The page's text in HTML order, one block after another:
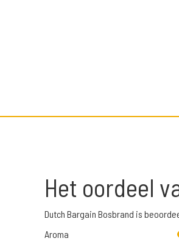
Het oordeel
Dutch Bargain Bosbrand is
Aroma